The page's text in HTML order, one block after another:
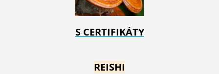
S CERTIFIKÁTY
REISHI